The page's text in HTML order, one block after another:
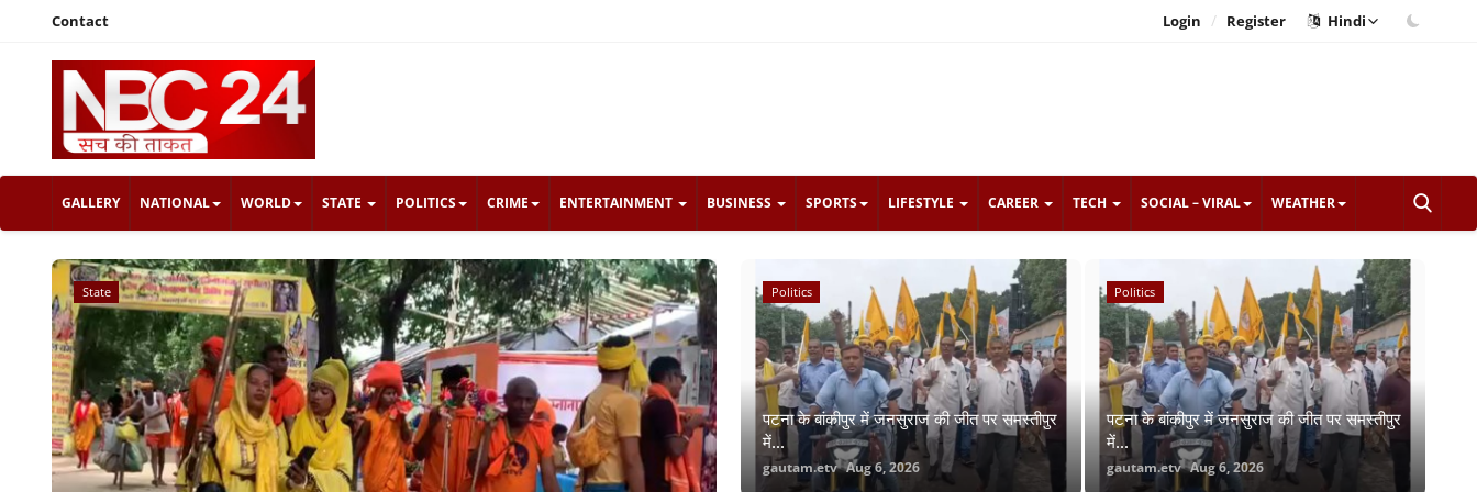
Contact Login / Register Hindi
GALLERY NATIONAL WORLD STATE POLITICS CRIME ENTERTAINMENT BUSINESS SPORTS LIFESTYLE CAREER TECH SOCIAL – VIRAL WEATHER
State CrimePolitics
पटना के बांकीपुर में जनसुराज की जीत पर समस्तीपुर
में...
gautam.etv Aug 6, 2026
Politics
पटना के बांकीपुर में जनसुराज की जीत पर समस्तीपुर
में...
gautam.etv Aug 6, 2026